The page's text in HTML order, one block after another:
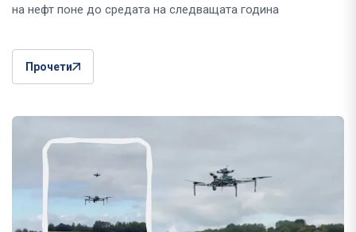
на нефт поне до средата на следващата година
Прочети